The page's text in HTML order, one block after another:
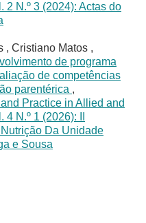
2 N.º 3 (2024): Actas do
, Cristiano Matos ,
de programa
de competências
parentérica ,
Practice in Allied and
N.º 1 (2026): II
Da Unidade
e Sousa